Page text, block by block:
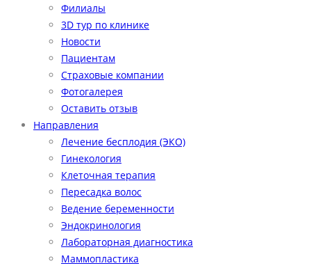
Филиалы
3D тур по клинике
Новости
Пациентам
Страховые компании
Фотогалерея
Оставить отзыв
Направления
Лечение бесплодия (ЭКО)
Гинекология
Клеточная терапия
Пересадка волос
Ведение беременности
Эндокринология
Лабораторная диагностика
Маммопластика